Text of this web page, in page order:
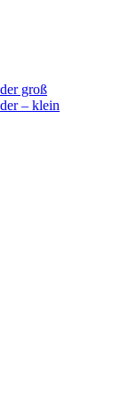
groß
– klein